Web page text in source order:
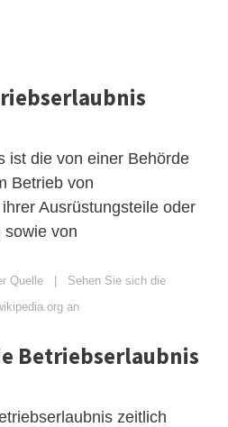
ist die von einer Behörde
Betrieb von
Ausrüstungsteile oder
sowie von
Quelle | Sehen Sie sich die
an
Betriebserlaubnis
zeitlich